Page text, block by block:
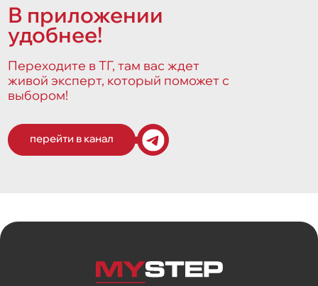
В приложении
удобнее!
Переходите в ТГ, там вас ждет
живой эксперт, который поможет с
выбором!
перейти в канал